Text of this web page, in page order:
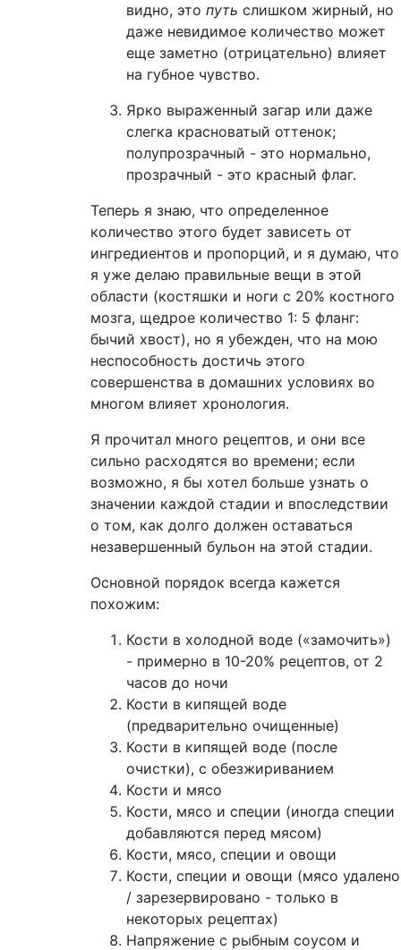
видно, это путь слишком жирный, но
даже невидимое количество может
еще заметно (отрицательно) влияет
на губное чувство.
Ярко выраженный загар или даже
слегка красноватый оттенок;
полупрозрачный - это нормально,
прозрачный - это красный флаг.
Теперь я знаю, что определенное
количество этого будет зависеть от
ингредиентов и пропорций, и я думаю, что
я уже делаю правильные вещи в этой
области (костяшки и ноги с 20% костного
мозга, щедрое количество 1: 5 фланг:
бычий хвост), но я убежден, что на мою
неспособность достичь этого
совершенства в домашних условиях во
многом влияет хронология.
Я прочитал много рецептов, и они все
сильно расходятся во времени; если
возможно, я бы хотел больше узнать о
значении каждой стадии и впоследствии
о том, как долго должен оставаться
незавершенный бульон на этой стадии.
Основной порядок всегда кажется
похожим:
Кости в холодной воде («замочить»)
- примерно в 10-20% рецептов, от 2
часов до ночи
Кости в кипящей воде
(предварительно очищенные)
Кости в кипящей воде (после
очистки), с обезжириванием
Кости и мясо
Кости, мясо и специи (иногда специи
добавляются перед мясом)
Кости, мясо, специи и овощи
Кости, специи и овощи (мясо удалено
/ зарезервировано - только в
некоторых рецептах)
Напряжение с рыбным соусом и